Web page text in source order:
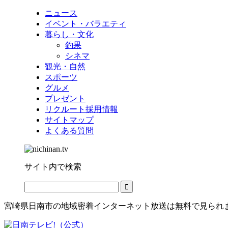
ニュース
イベント・バラエティ
暮らし・文化
釣果
シネマ
観光・自然
スポーツ
グルメ
プレゼント
リクルート採用情報
サイトマップ
よくある質問
サイト内で検索
宮崎県日南市の地域密着インターネット放送は無料で見られ